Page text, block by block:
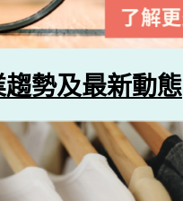
勢及最新動態